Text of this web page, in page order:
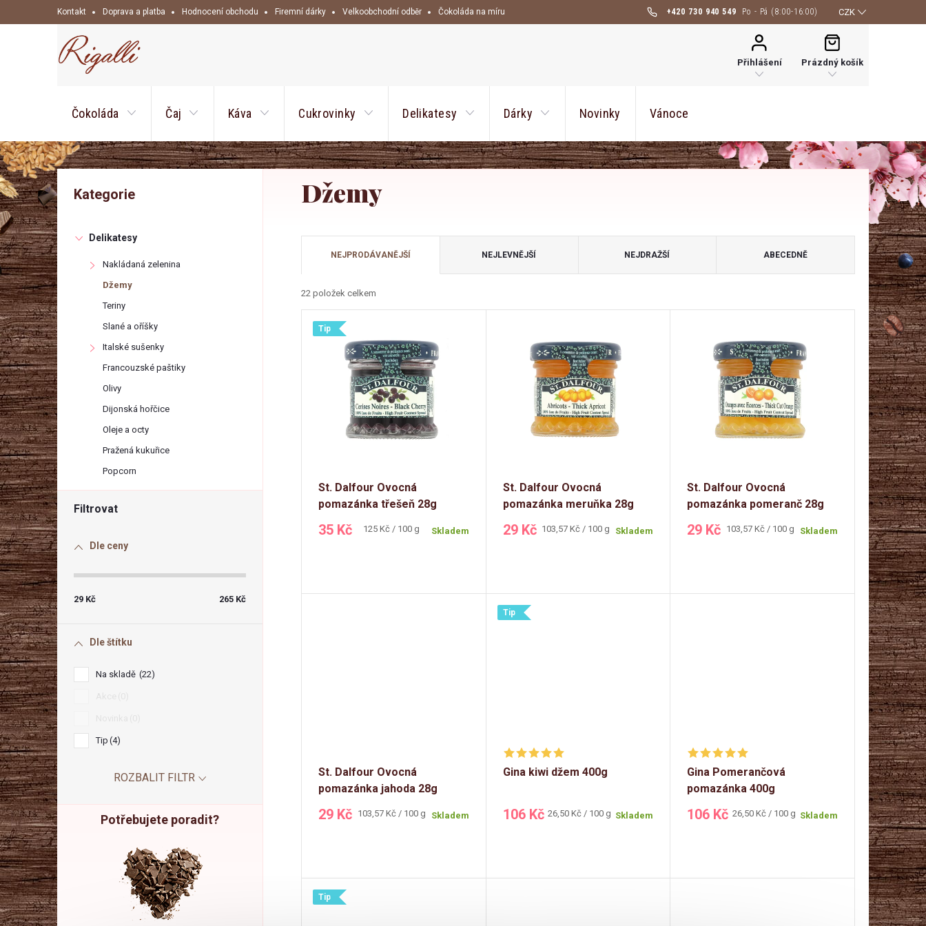
na
+420 730 940 549
Kontakt Doprava a platba Hodnocení obchodu Firemní dárky Velkoobchodní odběr Čokoláda na míru CZK
Přihlášení
NÁKUPNÍ
KOŠÍK
Prázdný košík
Čokoláda Čaj Káva Cukrovinky Delikatesy Dárky Novinky Vánoce
P
o
s
t
r
a
n
n
í
p
a
n
e
l
Přeskočit
kategorie
Kategorie
Delikatesy
Nakládaná zelenina
Džemy
Teriny
Slané a oříšky
Italské sušenky
Francouzské paštiky
Olivy
Dijonská hořčice
Oleje a octy
Pražená kukuřice
Popcorn
Dle ceny
29 Kč 265 Kč
Dle štítku
Na skladě 22
Tip 4
ROZBALIT FILTR
Potřebujete poradit?
Džemy
a
z
u
NEJPRODÁVANĚJŠÍ NEJLEVNĚJŠÍ NEJDRAŽŠÍ ABECEDNĚ
22 položek celkem
V
d
Tip
St. Dalfour Ovocná
pomazánka třešeň 28g
35 Kč
Měrná
125 Kč / 100 g Skladem
St. Dalfour Ovocná
pomazánka meruňka 28g
29 Kč Měrná
103,57 Kč / 100 g Skladem
St. Dalfour Ovocná
pomazánka pomeranč 28g
29 Kč Měrná
103,57 Kč / 100 g Skladem
St. Dalfour Ovocná
pomazánka jahoda 28g
29 Kč Měrná
103,57 Kč / 100 g Skladem
Tip
Gina kiwi džem 400g
106 Kč Měrná
26,50 Kč / 100 g Skladem
Gina Pomerančová
pomazánka 400g
106 Kč Měrná
26,50 Kč / 100 g Skladem
Tip